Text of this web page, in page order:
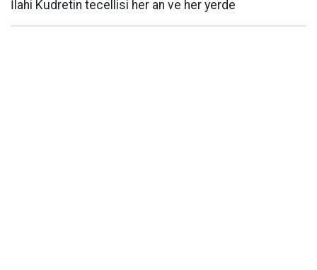
İlahi Kudretin tecellisi her an ve her yerde